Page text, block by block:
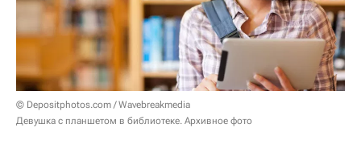
© Depositphotos.com / Wavebreakmedia
Девушка с планшетом в библиотеке. Архивное фото